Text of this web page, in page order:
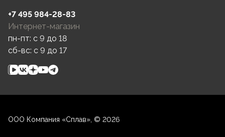
+7 495 984-28-83
Интернет-магазин
пн-пт: c 9 до 18
сб-вс: c 9 до 17
ООО Компания «Сплав», © 2026